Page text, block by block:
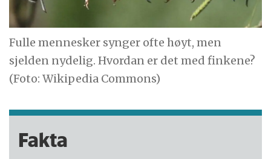
Fulle mennesker synger ofte høyt, men
sjelden nydelig. Hvordan er det med finkene?
(Foto: Wikipedia Commons)
Fakta